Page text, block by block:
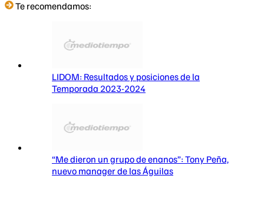
Te recomendamos:
LIDOM: Resultados y posiciones de la
Temporada 2023-2024
“Me dieron un grupo de enanos”: Tony Peña,
nuevo manager de las Águilas